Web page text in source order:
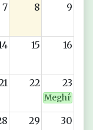
7 8 9
15 16
22 23
Meghívó -
29 30